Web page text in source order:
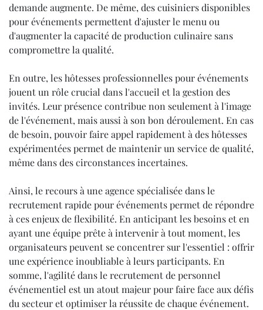
demande augmente. De même, des cuisiniers disponibles
pour événements permettent d'ajuster le menu ou
d'augmenter la capacité de production culinaire sans
compromettre la qualité.
En outre, les hôtesses professionnelles pour événements
jouent un rôle crucial dans l'accueil et la gestion des
invités. Leur présence contribue non seulement à l'image
de l'événement, mais aussi à son bon déroulement. En cas
de besoin, pouvoir faire appel rapidement à des hôtesses
expérimentées permet de maintenir un service de qualité,
même dans des circonstances incertaines.
Ainsi, le recours à une agence spécialisée dans le
recrutement rapide pour événements permet de répondre
à ces enjeux de flexibilité. En anticipant les besoins et en
ayant une équipe prête à intervenir à tout moment, les
organisateurs peuvent se concentrer sur l'essentiel : offrir
une expérience inoubliable à leurs participants. En
somme, l'agilité dans le recrutement de personnel
événementiel est un atout majeur pour faire face aux défis
du secteur et optimiser la réussite de chaque événement.